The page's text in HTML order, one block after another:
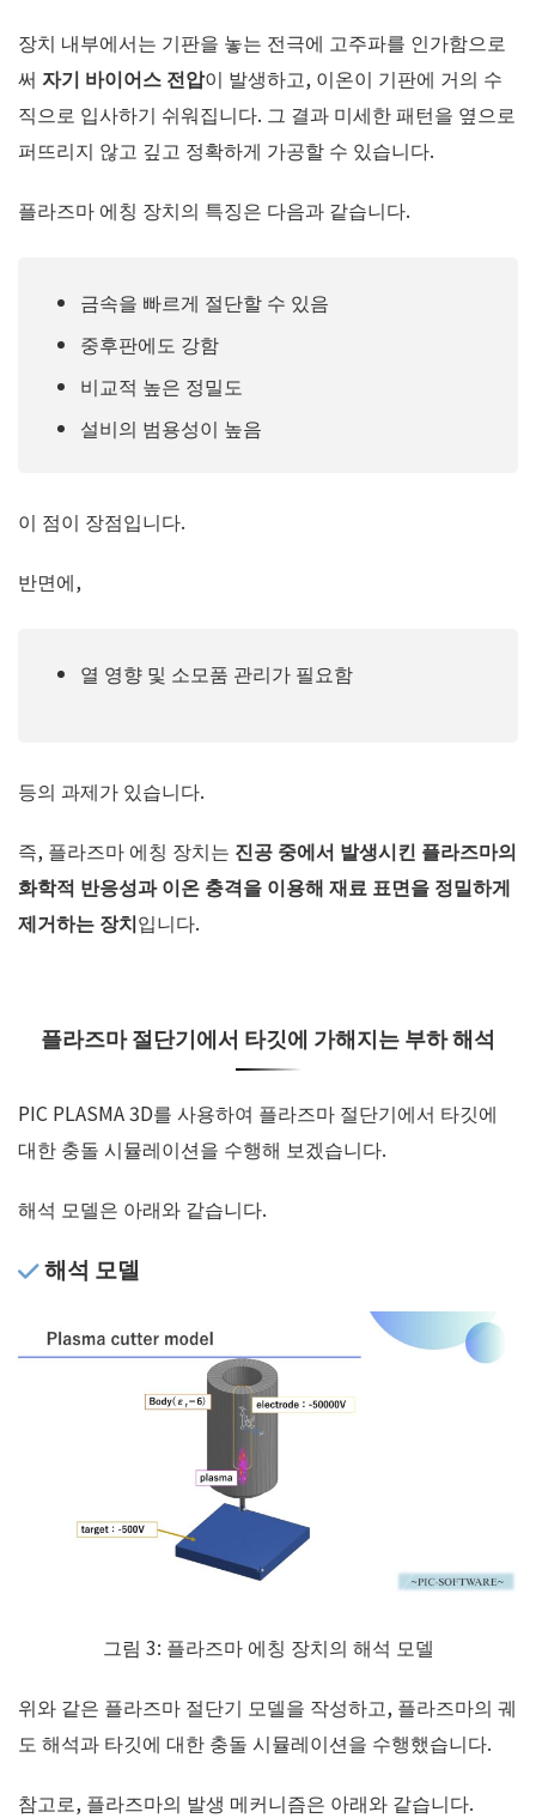
장치 내부에서는 기판을 놓는 전극에 고주파를 인가함으로
써 자기 바이어스 전압이 발생하고, 이온이 기판에 거의 수
직으로 입사하기 쉬워집니다. 그 결과 미세한 패턴을 옆으로
퍼뜨리지 않고 깊고 정확하게 가공할 수 있습니다.
플라즈마 에칭 장치의 특징은 다음과 같습니다.
금속을 빠르게 절단할 수 있음
중후판에도 강함
비교적 높은 정밀도
설비의 범용성이 높음
이 점이 장점입니다.
반면에,
열 영향 및 소모품 관리가 필요함
등의 과제가 있습니다.
즉, 플라즈마 에칭 장치는 진공 중에서 발생시킨 플라즈마의
화학적 반응성과 이온 충격을 이용해 재료 표면을 정밀하게
제거하는 장치입니다.
플라즈마 절단기에서 타깃에 가해지는 부하 해석
PIC PLASMA 3D를 사용하여 플라즈마 절단기에서 타깃에
대한 충돌 시뮬레이션을 수행해 보겠습니다.
해석 모델은 아래와 같습니다.
해석 모델
그림 3: 플라즈마 에칭 장치의 해석 모델
위와 같은 플라즈마 절단기 모델을 작성하고, 플라즈마의 궤
도 해석과 타깃에 대한 충돌 시뮬레이션을 수행했습니다.
참고로, 플라즈마의 발생 메커니즘은 아래와 같습니다.